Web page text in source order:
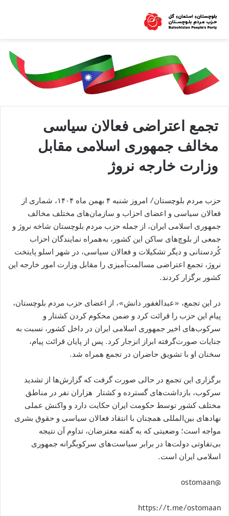
تجمع اعتراضی فعالان سیاسی
مخالف جمهوری اسلامی مقابل
وزارت خارجه نروژ
حزب مردم بلوچستان/ امروز شنبه ۴ بهمن ماه ۱۴۰۴، شماری از
فعالان سیاسی و اعضای احزاب و سازمان‌های مختلف مخالف
جمهوری اسلامی ایران، از جمله حزب مردم بلوچستان شاخه نروژ و
جمعی از بلوچ‌های ساکن این کشور، به‌همراه نمایندگان احزاب
کُردستانی و دیگر تشکیلات و فعالان سیاسی، در شهر اسلو پایتخت
نروژ، تجمع اعتراضی مسالمت‌آمیزی را مقابل وزارت امور خارجه این
کشور برگزار کردند.
در این تجمع، «عبدالغفور دانش»، از اعضای حزب مردم بلوچستان،
پیام این حزب را قرائت کرد و ضمن محکوم کردن کشتار و
سرکوب‌های اخیر جمهوری اسلامی ایران در داخل کشور، نسبت به
جنایات صورت‌گرفته ابراز انزجار کرد. پس از پایان قرائت پیام،
سخنان او با تشویق حاضران در تجمع همراه شد.
برگزاری این تجمع در حالی صورت گرفت که گزارش‌ها از تشدید
سرکوب، بازداشت‌های گسترده و کشتار هزاران نفر در مناطق
مختلف کشور توسط حکومت ایران حکایت دارد و واکنش عملی
نهادهای بین‌المللی همچنان با انتقاد فعالان سیاسی و حقوق بشری
مواجه است؛ وضعیتی که به گفته معترضان، تداوم آن نتیجه
بی‌تفاوتی دولت‌ها در برابر سیاست‌های سرکوبگرانه جمهوری
اسلامی ایران است.
@ostomaan
https://t.me/ostomaan